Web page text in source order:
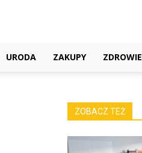
URODA ZAKUPY ZDROWIE
ZOBACZ TEŻ